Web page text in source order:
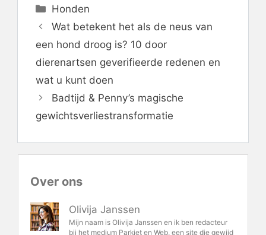
Categorieën
Honden
Wat betekent het als de neus van
een hond droog is? 10 door
dierenartsen geverifieerde redenen en
wat u kunt doen
Badtijd & Penny’s magische
gewichtsverliestransformatie
Over ons
Olivija Janssen
Mijn naam is Olivija Janssen en ik ben redacteur
bij het medium Parkiet en Web, een site die gewijd